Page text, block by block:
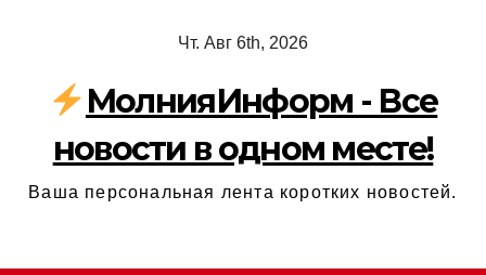
содержимому
Чт. Авг 6th, 2026
МолнияИнформ - Все
новости в одном месте!
Ваша персональная лента коротких новостей.